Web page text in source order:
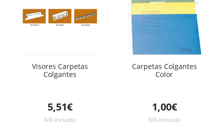
Visores Carpetas
Colgantes
5,51€
IVA incluido
Carpetas Colgantes
Color
1,00€
IVA incluido